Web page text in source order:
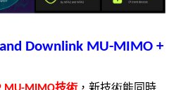
Downlink MU-MIMO +